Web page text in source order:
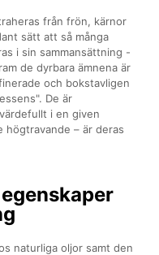
från frön, kärnor
sätt att så många
i sin sammansättning -
de dyrbara ämnena är
och bokstavligen
De är
i en given
högtravande – är deras
naturliga oljor samt den